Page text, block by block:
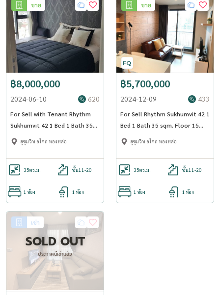
สิ่งอำนวยความสะดวก:
- โถงต้อนรับ
- ห้องไปรษณีย์
- สระว่ายน้ำ (น้ำเกลือ)
- ฟิตเนสเซ็นเตอร์
- สวนผ่อนคลาย
- การเข้าถึงด้วยการใช้บัตรคีย์การ์ด
- ลิฟท์สำหรับผู้โดยสาร
- ที่จอดรถ
- กล้องวงจรปิด
==============================
สนใจติดต่อ
อุ่นใจพร็อพเพอร์ตี้ - คุณกิ๊บ
Tel:063-663-6224
Line: oonjai-property
นายหน้าอสังหามืออาชีพ - อโศก พร้อมพงษ์ ทองหล่อ เอกมัย อ่อนนุช
บริการ ฝากขาย-เช่า อสังหาริมทรัพย์ทุกชนิด
ขาย
฿8,000,000
2024-06-10 620
For Sell with Tenant Rhythm
Sukhumvit 42 1 Bed 1 Bath 35
sqm. - OJ_069_RT42
สุขุมวิท อโศก ทองหล่อ
35ตร.ม. ชั้น11-20
1 ห้อง 1 ห้อง
ขาย
฿5,700,000
2024-12-09 433
For Sell Rhythm Sukhumvit 42 1
Bed 1 Bath 35 sqm. Floor 15
BTS Ekkamai - OJ_186_RT42
สุขุมวิท อโศก ทองหล่อ
35ตร.ม. ชั้น11-20
1 ห้อง 1 ห้อง
เช่า
SOLD OUT
ประกาศนี้เช่าแล้ว